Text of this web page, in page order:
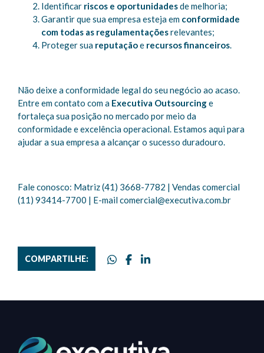
Identificar riscos e oportunidadesde melhoria;
Garantir que sua empresa esteja em conformidade
com todas as regulamentaçõesrelevantes;
Proteger sua reputaçãoe recursos financeiros.
Não deixe a conformidade legal do seu negócio ao acaso.
Entre em contato com a Executiva Outsourcinge
fortaleça sua posição no mercado por meio da
conformidade e excelência operacional. Estamos aqui para
ajudar a sua empresa a alcançar o sucesso duradouro.
Fale conosco: Matriz (41) 3668-7782 | Vendas comercial
(11) 93414-7700 | E-mailcomercial@executiva.com.br
COMPARTILHE: